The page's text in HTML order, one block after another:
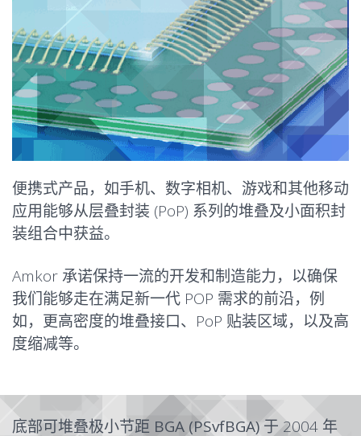
便携式产品，如手机、数字相机、游戏和其他移动
应用能够从层叠封装 (PoP) 系列的堆叠及小面积封
装组合中获益。
Amkor 承诺保持一流的开发和制造能力，以确保
我们能够走在满足新一代 POP 需求的前沿，例
如，更高密度的堆叠接口、PoP 贴装区域，以及高
度缩减等。
底部可堆叠极小节距 BGA (PSvfBGA)于 2004 年